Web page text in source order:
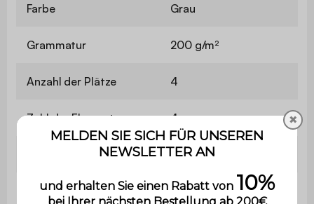
Farbe Grau
Grammatur 200 g/m²
Anzahl der Plätze 4
Zahl der Elemente 4
Stärke der Sitzfläche 9 cm
Sitzhöhe 47 cm
✖